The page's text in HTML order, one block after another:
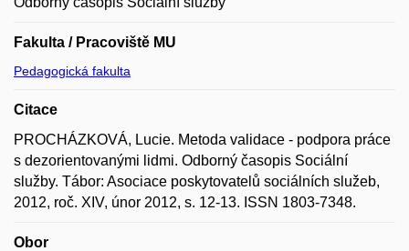
Fakulta / Pracoviště MU
Pedagogická fakulta
Citace
PROCHÁZKOVÁ, Lucie. Metoda validace - podpora práce
s dezorientovanými lidmi. Odborný časopis Sociální
služby. Tábor: Asociace poskytovatelů sociálních služeb,
2012, roč. XIV, únor 2012, s. 12-13. ISSN 1803-7348.
Obor